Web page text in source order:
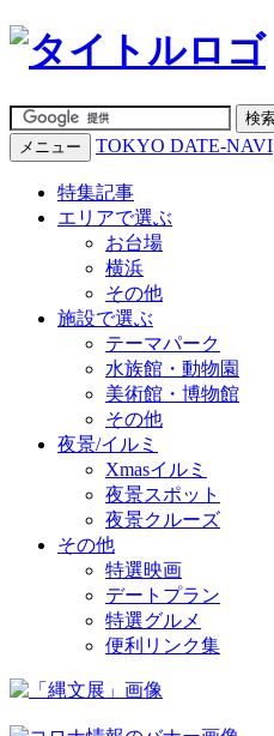
メニュー TOKYO DATE-NAVI
特集記事
エリアで選ぶ
お台場
横浜
その他
施設で選ぶ
テーマパーク
水族館・動物園
美術館・博物館
その他
夜景/イルミ
Xmasイルミ
夜景スポット
夜景クルーズ
その他
特選映画
デートプラン
特選グルメ
便利リンク集